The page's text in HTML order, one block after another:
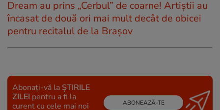
Dream au prins „Cerbul” de coarne! Artiștii au
încasat de două ori mai mult decât de obicei
pentru recitalul de la Brașov
Abonați-vă la ȘTIRILE
ZILEI pentru a fi la
curent cu cele mai noi
ABONEAZĂ-TE